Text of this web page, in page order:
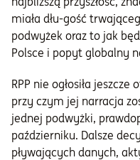
miała dłu-gość
podwyżek oraz to jak
Polsce i popyt globalny
RPP nie ogłosiła
przy czym jej narracja
jednej podwyżki,
październiku. Dalsze
pływających danych,